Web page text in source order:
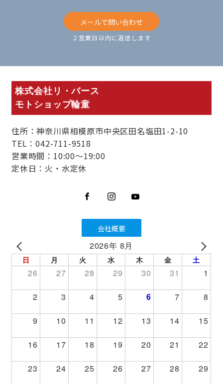
メールで問い合わせ
２営業日以内に返信します
株式会社リ・バース
モトショップ輪童
住所：神奈川県相模原市中央区田名塩田1-2-10
TEL：042-711-9518
営業時間：10:00～19:00
定休日：火・水定休
会社概要
2026年 8月
日 月 火 水 木 金 土
26 27 28 29 30 31 1
2 3 4 5 6 7 8
9 10 11 12 13 14 15
16 17 18 19 20 21 22
23 24 25 26 27 28 29